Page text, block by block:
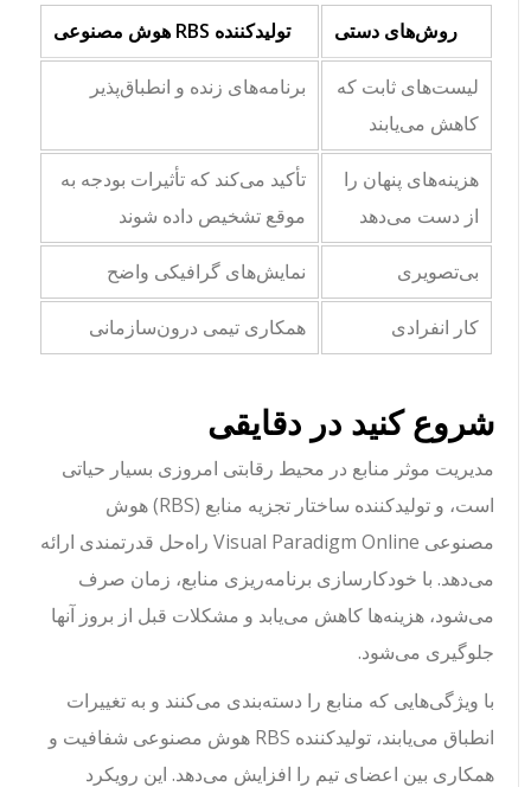
روش‌های دستی تولیدکننده RBS هوش مصنوعی
لیست‌های ثابت که
کاهش می‌یابند
برنامه‌های زنده و انطباق‌پذیر
هزینه‌های پنهان را
از دست می‌دهد
تأکید می‌کند که تأثیرات بودجه به
موقع تشخیص داده شوند
بی‌تصویری نمایش‌های گرافیکی واضح
کار انفرادی همکاری تیمی درون‌سازمانی
شروع کنید در دقایقی
مدیریت موثر منابع در محیط رقابتی امروزی بسیار حیاتی
است، و تولیدکننده ساختار تجزیه منابع (RBS) هوش
مصنوعی Visual Paradigm Online راه‌حل قدرتمندی ارائه
می‌دهد. با خودکارسازی برنامه‌ریزی منابع، زمان صرف
می‌شود، هزینه‌ها کاهش می‌یابد و مشکلات قبل از بروز آنها
جلوگیری می‌شود.
با ویژگی‌هایی که منابع را دسته‌بندی می‌کنند و به تغییرات
انطباق می‌یابند، تولیدکننده RBS هوش مصنوعی شفافیت و
همکاری بین اعضای تیم را افزایش می‌دهد. این رویکرد